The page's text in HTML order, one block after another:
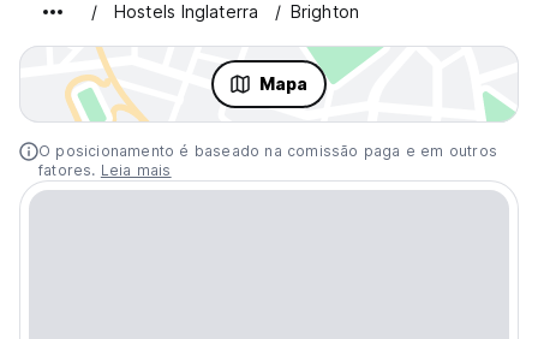
Hostels Inglaterra Brighton
Mapa
O posicionamento é baseado na comissão paga e em outros
fatores. Leia mais